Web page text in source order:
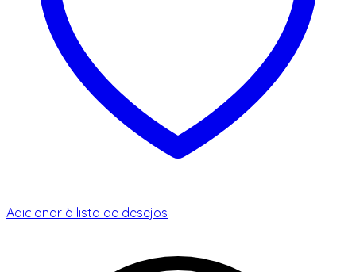
Adicionar à lista de desejos